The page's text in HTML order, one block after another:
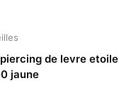
de levre etoile
jaune